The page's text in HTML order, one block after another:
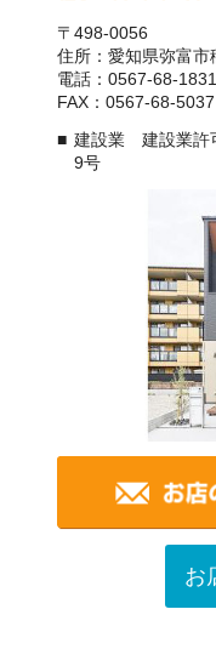
〒498-0056
住所：愛知県弥富市
電話：0567-68-1831
FAX：0567-68-5037
建設業 建設業許
9号
お